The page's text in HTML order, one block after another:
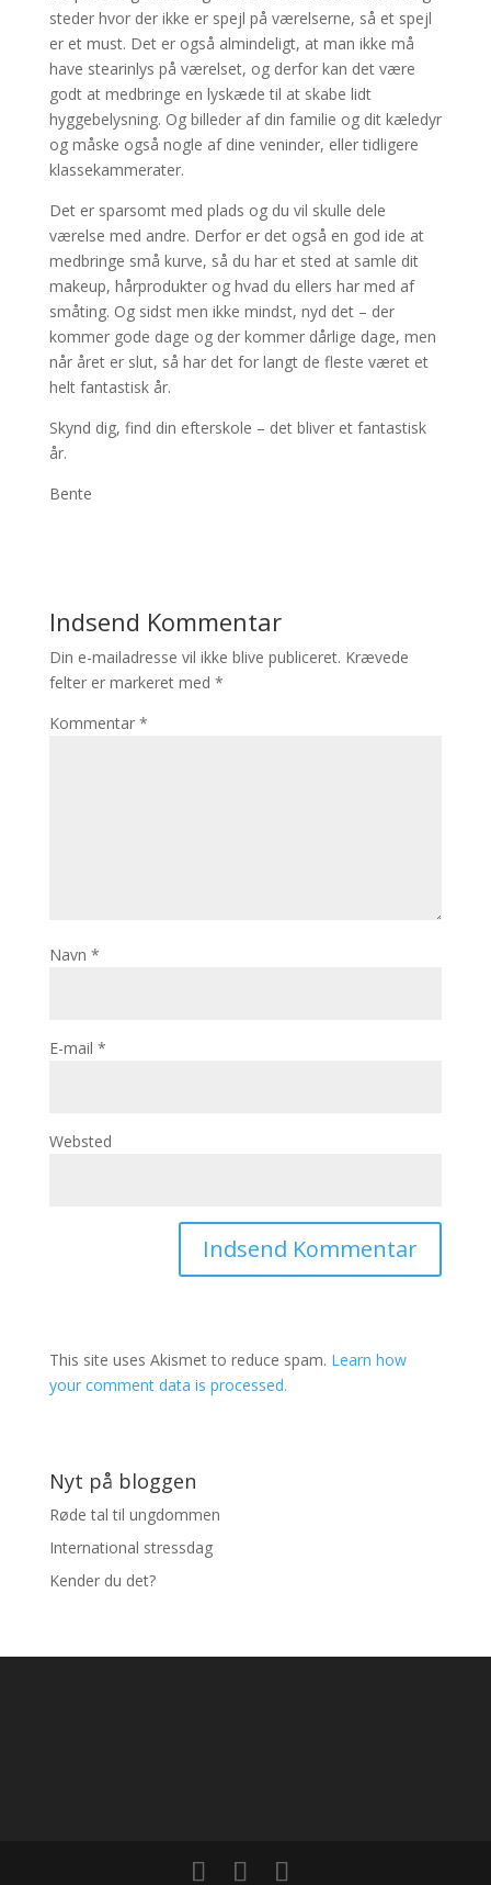
steder hvor der ikke er spejl på værelserne, så et spejl
er et must. Det er også almindeligt, at man ikke må
have stearinlys på værelset, og derfor kan det være
godt at medbringe en lyskæde til at skabe lidt
hyggebelysning. Og billeder af din familie og dit kæledyr
og måske også nogle af dine veninder, eller tidligere
klassekammerater.
Det er sparsomt med plads og du vil skulle dele
værelse med andre. Derfor er det også en god ide at
medbringe små kurve, så du har et sted at samle dit
makeup, hårprodukter og hvad du ellers har med af
småting. Og sidst men ikke mindst, nyd det – der
kommer gode dage og der kommer dårlige dage, men
når året er slut, så har det for langt de fleste været et
helt fantastisk år.
Skynd dig, find din efterskole – det bliver et fantastisk
år.
Bente
Indsend Kommentar
Din e-mailadresse vil ikke blive publiceret. Krævede
felter er markeret med *
Kommentar *
Navn *
E-mail *
Websted
This site uses Akismet to reduce spam. Learn how
your comment data is processed.
Nyt på bloggen
Røde tal til ungdommen
International stressdag
Kender du det?